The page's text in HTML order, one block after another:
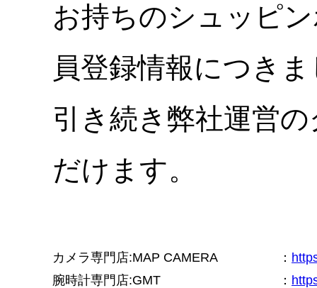
お持ちのシュッピ
員登録情報につき
引き続き弊社運営
だけます。
カメラ専門店:MAP CAMERA ：
腕時計専門店:GMT
：